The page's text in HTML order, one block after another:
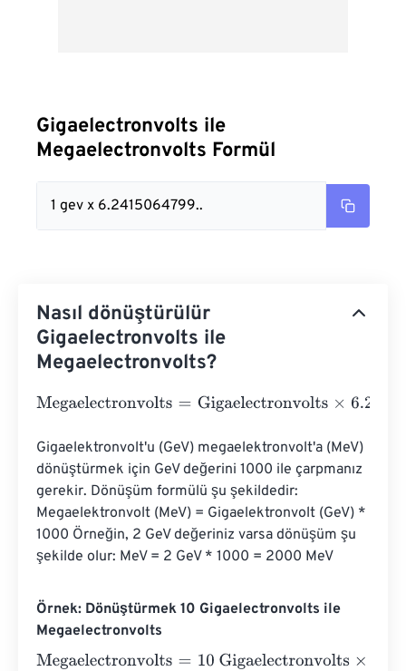
Gigaelectronvolts ile
Megaelectronvolts Formül
1 gev x 6.2415064799..
Nasıl dönüştürülür
Gigaelectronvolts ile
Megaelectronvolts?
Megaelectronvolts=Gigaelectronvolts×
Gigaelektronvolt'u (GeV) megaelektronvolt'a (MeV)
dönüştürmek için GeV değerini 1000 ile çarpmanız
gerekir. Dönüşüm formülü şu şekildedir:
Megaelektronvolt (MeV) = Gigaelektronvolt (GeV) *
1000 Örneğin, 2 GeV değeriniz varsa dönüşüm şu
şekilde olur: MeV = 2 GeV * 1000 = 2000 MeV
Örnek: Dönüştürmek 10 Gigaelectronvolts ile
Megaelectronvolts
Megaelectronvolts=10 Gigaelectronvolts×